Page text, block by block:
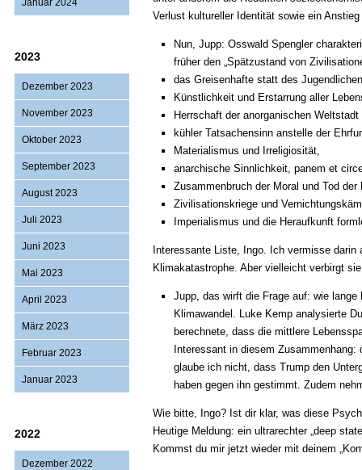
Januar 2024
2023
Dezember 2023
November 2023
Oktober 2023
September 2023
August 2023
Juli 2023
Juni 2023
Mai 2023
April 2023
März 2023
Februar 2023
Januar 2023
2022
Dezember 2022
Verlust kultureller Identität sowie ein Anstieg
Nun, Jupp: Osswald Spengler
früher den „Spätzustand von
das Greisenhafte statt des
Künstlichkeit und Erstarrung aller
Herrschaft der anorganischen
kühler Tatsachensinn anstelle der
Materialismus und Irreligiosität,
anarchische Sinnlichkeit, panem et
Zusammenbruch der Moral und Tod der
Zivilisationskriege und
Imperialismus und die Heraufkunft
Interessante Liste, Ingo. Ich vermisse
Klimakatastrophe. Aber vielleicht verbirgt
Jupp, das wirft die Frage auf: wie
Klimawandel. Luke Kemp analysierte
berechnete, dass die mittlere
Interessant in diesem
glaube ich nicht, dass Trump den
haben gegen ihn gestimmt. Zudem
Wie bitte, Ingo? Ist dir klar, was diese
Heutige Meldung: ein ultrarechter „deep
Kommst du mir jetzt wieder mit deinem